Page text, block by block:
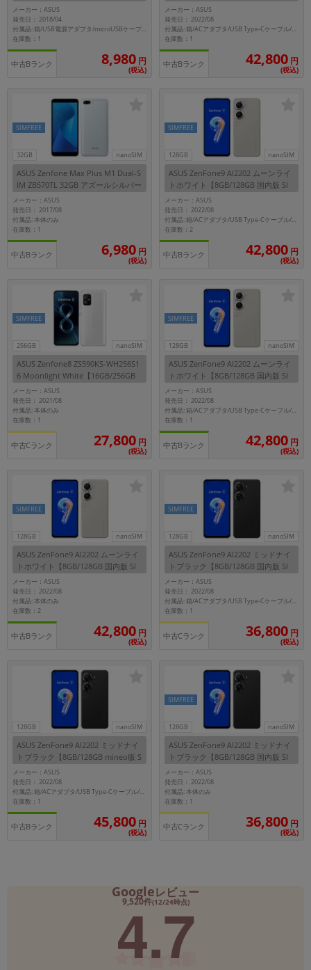
版 SIMフリー】
メーカー：ASUS
発売日： 2018/04
付属品: 箱/USB電源アダプタ/microUSBケーブル/イヤホン/SIMカードツール/ケース/ユーザーマニュアル
在庫数：1
中古Bランク 8,980 円
(税込)
Mフリー】
メーカー：ASUS
発売日： 2022/08
付属品: 箱/ACアダプタ/USB Type-Cケーブル/SIMイジェクトピン/専用ケース/マニュアル
在庫数：1
中古Bランク 42,800 円
(税込)
32GB nanoSIM
SIMFREE
ASUS Zenfone Max Plus M1 Dual-S
IM ZB570TL 32GB アズールシルバー
【国内版 SIMフリー】
メーカー：ASUS
発売日： 2017/08
付属品: 本体のみ
在庫数：1
中古Bランク 6,980 円
(税込)
128GB nanoSIM
SIMFREE
ASUS ZenFone9 AI2202 ムーンライ
トホワイト【8GB/128GB 国内版 SI
Mフリー】
メーカー：ASUS
発売日： 2022/08
付属品: 箱/ACアダプタ/USB Type-Cケーブル/SIMイジェクトピン/専用ケース/マニュアル
在庫数：2
中古Bランク 42,800 円
(税込)
256GB nanoSIM
SIMFREE
ASUS Zenfone8 ZS590KS-WH256S1
6 Moonlight White【16GB/256GB
海外版 SIMフリー】
メーカー：ASUS
発売日： 2021/08
付属品: 本体のみ
在庫数：1
中古Cランク 27,800 円
(税込)
128GB nanoSIM
SIMFREE
ASUS ZenFone9 AI2202 ムーンライ
トホワイト【8GB/128GB 国内版 SI
Mフリー】
メーカー：ASUS
発売日： 2022/08
付属品: 箱/ACアダプタ/USB Type-Cケーブル/SIMイジェクトピン/マニュアル
在庫数：1
中古Bランク 42,800 円
(税込)
128GB nanoSIM
SIMFREE
ASUS ZenFone9 AI2202 ムーンライ
トホワイト【8GB/128GB 国内版 SI
Mフリー】
メーカー：ASUS
発売日： 2022/08
付属品: 本体のみ
在庫数：2
中古Bランク 42,800 円
(税込)
128GB nanoSIM
SIMFREE
ASUS ZenFone9 AI2202 ミッドナイ
トブラック【8GB/128GB 国内版 SI
Mフリー】
メーカー：ASUS
発売日： 2022/08
付属品: 箱/ACアダプタ/USB Type-Cケーブル/SIMイジェクトピン/専用ケース/マニュアル
在庫数：1
中古Cランク 36,800 円
(税込)
128GB nanoSIM
ASUS ZenFone9 AI2202 ミッドナイ
トブラック【8GB/128GB mineo版 S
IMフリー】
メーカー：ASUS
発売日： 2022/08
付属品: 箱/ACアダプタ/USB Type-Cケーブル/SIMイジェクトピン/専用ケース/マニュアル
在庫数：1
中古Bランク 45,800 円
(税込)
128GB nanoSIM
SIMFREE
ASUS ZenFone9 AI2202 ミッドナイ
トブラック【8GB/128GB 国内版 SI
Mフリー】
メーカー：ASUS
発売日： 2022/08
付属品: 本体のみ
在庫数：1
中古Cランク 36,800 円
(税込)
Googleレビュー
9,520件(12/24時点)
4.7